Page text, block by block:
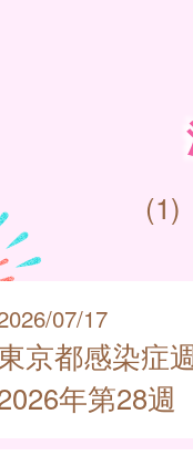
(1)
07/17
京都感染症
年第28週